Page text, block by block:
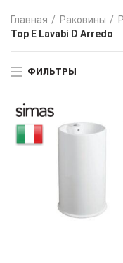
Главная Раковины
Top E Lavabi D Arredo
ФИЛЬТРЫ